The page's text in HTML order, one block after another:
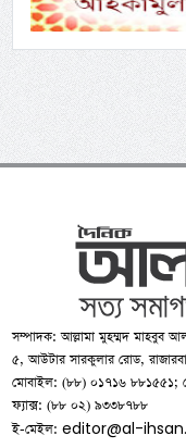
সম্পাদক: আল্লামা মুহম্মদ মাহবুব
৫, আউটার সারকুলার রোড,
মোবাইল: (৮৮) ০১৭১৬
ফ্যাক্স: (৮৮ ০২) ৯৩৩৮৭৮৮
ই-মেইল:editor@al-